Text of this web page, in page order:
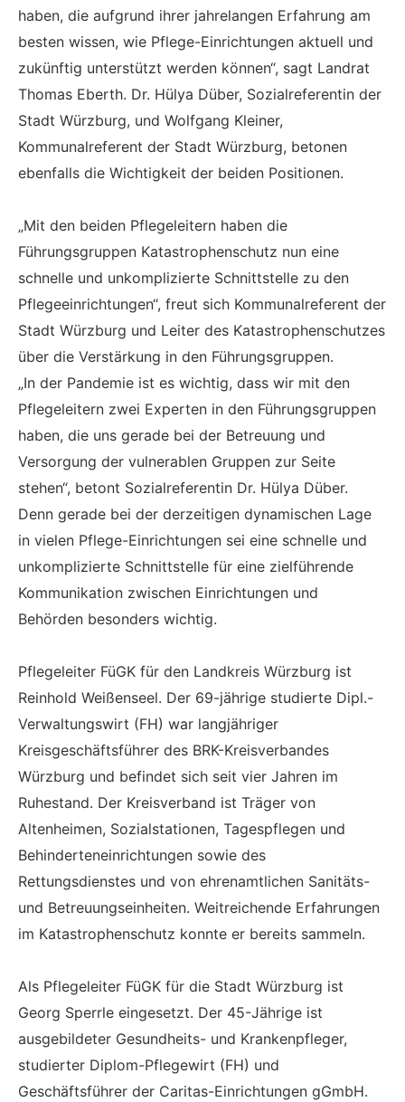
haben, die aufgrund ihrer jahrelangen Erfahrung am
besten wissen, wie Pflege-Einrichtungen aktuell und
zukünftig unterstützt werden können“, sagt Landrat
Thomas Eberth. Dr. Hülya Düber, Sozialreferentin der
Stadt Würzburg, und Wolfgang Kleiner,
Kommunalreferent der Stadt Würzburg, betonen
ebenfalls die Wichtigkeit der beiden Positionen.
„Mit den beiden Pflegeleitern haben die
Führungsgruppen Katastrophenschutz nun eine
schnelle und unkomplizierte Schnittstelle zu den
Pflegeeinrichtungen“, freut sich Kommunalreferent der
Stadt Würzburg und Leiter des Katastrophenschutzes
über die Verstärkung in den Führungsgruppen.
„In der Pandemie ist es wichtig, dass wir mit den
Pflegeleitern zwei Experten in den Führungsgruppen
haben, die uns gerade bei der Betreuung und
Versorgung der vulnerablen Gruppen zur Seite
stehen“, betont Sozialreferentin Dr. Hülya Düber.
Denn gerade bei der derzeitigen dynamischen Lage
in vielen Pflege-Einrichtungen sei eine schnelle und
unkomplizierte Schnittstelle für eine zielführende
Kommunikation zwischen Einrichtungen und
Behörden besonders wichtig.
Pflegeleiter FüGK für den Landkreis Würzburg ist
Reinhold Weißenseel. Der 69-jährige studierte Dipl.-
Verwaltungswirt (FH) war langjähriger
Kreisgeschäftsführer des BRK-Kreisverbandes
Würzburg und befindet sich seit vier Jahren im
Ruhestand. Der Kreisverband ist Träger von
Altenheimen, Sozialstationen, Tagespflegen und
Behinderteneinrichtungen sowie des
Rettungsdienstes und von ehrenamtlichen Sanitäts-
und Betreuungseinheiten. Weitreichende Erfahrungen
im Katastrophenschutz konnte er bereits sammeln.
Als Pflegeleiter FüGK für die Stadt Würzburg ist
Georg Sperrle eingesetzt. Der 45-Jährige ist
ausgebildeter Gesundheits- und Krankenpfleger,
studierter Diplom-Pflegewirt (FH) und
Geschäftsführer der Caritas-Einrichtungen gGmbH.